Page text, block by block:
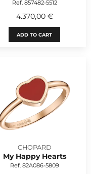
Ref. 857482-5512
4.370,00 €
ADD TO CART
CHOPARD
My Happy Hearts
Ref. 82A086-5809